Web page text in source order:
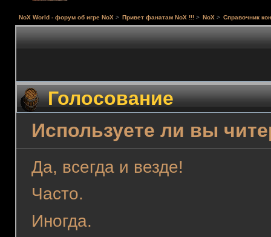
NoX World - форум об игре NoX > Привет фанатам NoX !!! > NoX > Справочник
Голосование
Используете ли вы
Да, всегда и везде!
Часто.
Иногда.